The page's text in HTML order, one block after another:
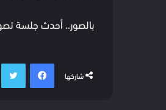
بالصور.. أحدث جلسة
شاركها
فيسبوك